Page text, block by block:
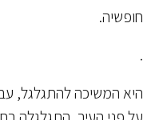
חופשיה.
.
היא המשיכה להתגלגל,